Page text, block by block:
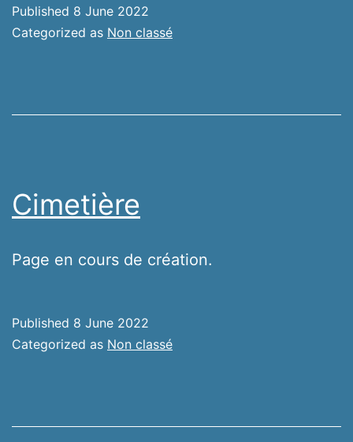
Published 8 June 2022
Categorized as Non classé
Cimetière
Page en cours de création.
Published 8 June 2022
Categorized as Non classé